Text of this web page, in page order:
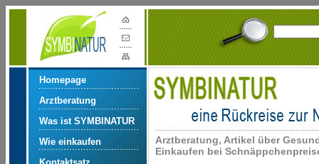
Homepage
Arztberatung
Was ist SYMBINATUR
Wie einkaufen
Arztberatung, Artikel über
Einkaufen bei